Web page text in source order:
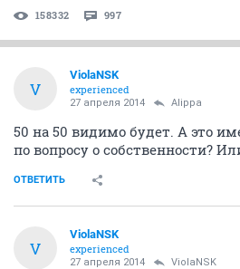
158332 997
V
ViolaNSK
experienced
27 апреля 2014 Alippa
50 на 50 видимо будет. А это
по вопросу о собственности?
ОТВЕТИТЬ
V
ViolaNSK
experienced
27 апреля 2014 ViolaNSK